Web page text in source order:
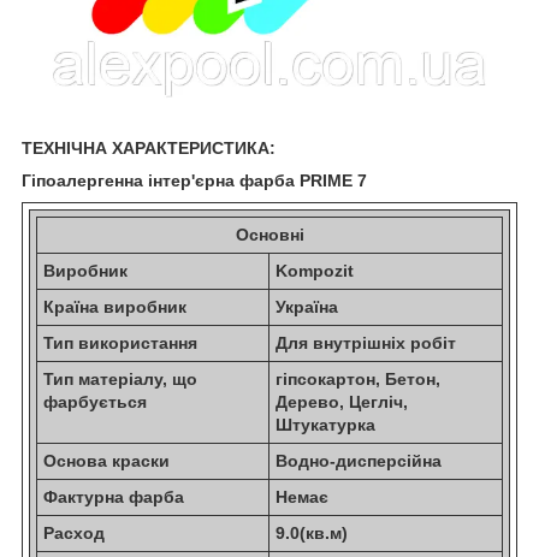
ТЕХНІЧНА ХАРАКТЕРИСТИКА:
Гіпоалергенна інтер'єрна фарба PRIME 7
Основні
Виробник
Kompozit
Країна виробник
Україна
Тип використання
Для внутрішніх робіт
Тип матеріалу, що
фарбується
гіпсокартон, Бетон,
Дерево, Цегліч,
Штукатурка
Основа краски
Водно-дисперсійна
Фактурна фарба
Немає
Расход
9.0(кв.м)